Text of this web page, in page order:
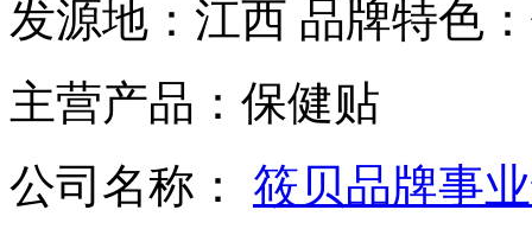
发源地： 江西 品牌特色：
主营产品： 保健贴
公司名称： 筱贝品牌事